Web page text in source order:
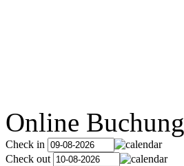
Online Buchung
Check in
Check out